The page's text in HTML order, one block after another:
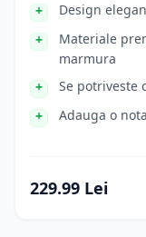
Design
Materiale
marmura
Se potriveste
Adauga o
229.99 Lei